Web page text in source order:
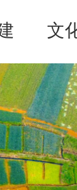
文